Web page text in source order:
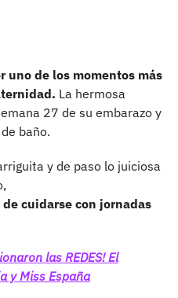
uno de los momentos más
La hermosa
27 de su embarazo y
baño.
y de paso lo juiciosa
cuidarse con jornadas
las REDES! El
y Miss España